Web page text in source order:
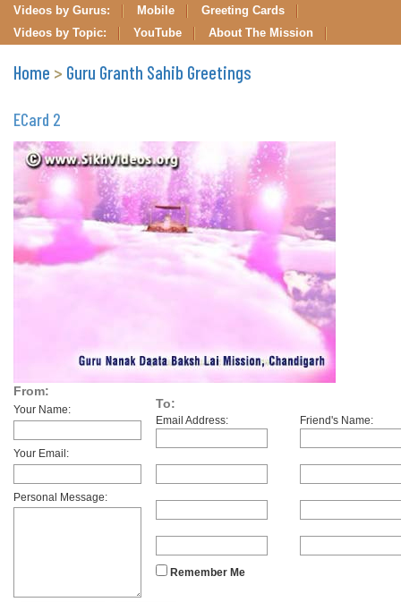
Videos by Gurus: Mobile
Greeting Cards
Videos by Topic:
YouTube About The Mission
Home > Guru Granth Sahib Greetings
ECard 2
From:
Your Name:
Your Email:
Personal Message:
To:
Email Address: Friend's Name:
Remember Me